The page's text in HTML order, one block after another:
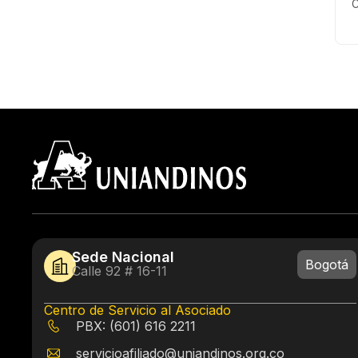
Sede Nacional
Calle 92 # 16-11 Bogotá
Centro de Servicio al Asociado
PBX: (601) 616 2211
servicioafiliado@uniandinos.org.co